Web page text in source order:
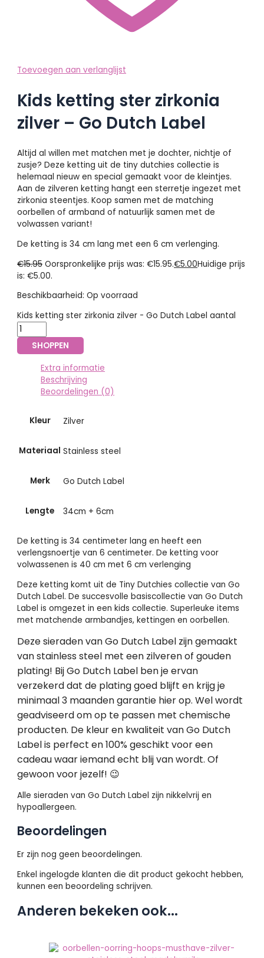
Toevoegen aan verlanglijst
Kids ketting ster zirkonia
zilver – Go Dutch Label
Altijd al willen met matchen met je dochter, nichtje of
zusje? Deze ketting uit de tiny dutchies collectie is
helemaal nieuw en special gemaakt voor de kleintjes.
Aan de zilveren ketting hangt een sterretje ingezet met
zirkonia steentjes. Koop samen met de matching
oorbellen of armband of natuurlijk samen met de
volwassen variant!
De ketting is 34 cm lang met een 6 cm verlenging.
€15.95 Oorspronkelijke prijs was: €15.95.€5.00Huidige prijs
is: €5.00.
Beschikbaarheid: Op voorraad
Kids ketting ster zirkonia zilver - Go Dutch Label aantal
SHOPPEN
Extra informatie
Beschrijving
Beoordelingen (0)
Kleur Zilver
Materiaal Stainless steel
Merk Go Dutch Label
Lengte 34cm + 6cm
De ketting is 34 centimeter lang en heeft een
verlengsnoertje van 6 centimeter. De ketting voor
volwassenen is 40 cm met 6 cm verlenging
Deze ketting komt uit de Tiny Dutchies collectie van Go
Dutch Label. De succesvolle basiscollectie van Go Dutch
Label is omgezet in een kids collectie. Superleuke items
met matchende armbandjes, kettingen en oorbellen.
Deze sieraden van Go Dutch Label zijn gemaakt
van stainless steel met een zilveren of gouden
plating! Bij Go Dutch Label ben je ervan
verzekerd dat de plating goed blijft en krijg je
minimaal 3 maanden garantie hier op. Wel wordt
geadviseerd om op te passen met chemische
producten. De kleur en kwaliteit van Go Dutch
Label is perfect en 100% geschikt voor een
cadeau waar iemand echt blij van wordt. Of
gewoon voor jezelf! 😉
Alle sieraden van Go Dutch Label zijn nikkelvrij en
hypoallergeen.
Beoordelingen
Er zijn nog geen beoordelingen.
Enkel ingelogde klanten die dit product gekocht hebben,
kunnen een beoordeling schrijven.
Anderen bekeken ook...